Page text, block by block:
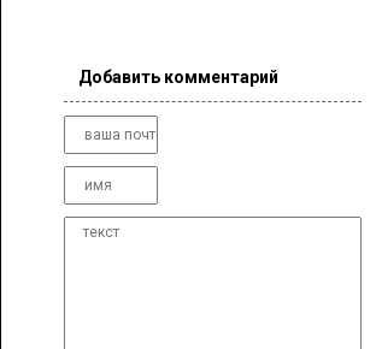
Добавить комментарий